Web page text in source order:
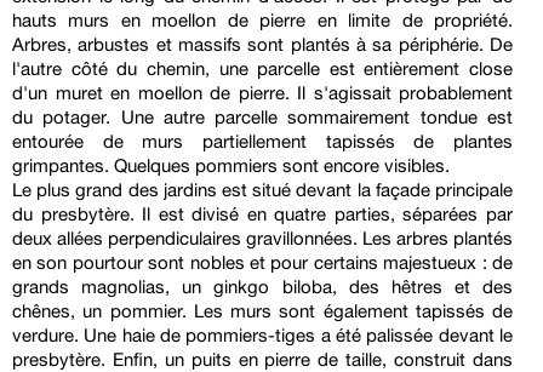
hauts murs en moellon de pierre en limite de propriété.
Arbres, arbustes et massifs sont plantés à sa périphérie. De
l'autre côté du chemin, une parcelle est entièrement close
d'un muret en moellon de pierre. Il s'agissait probablement
du potager. Une autre parcelle sommairement tondue est
entourée de murs partiellement tapissés de plantes
grimpantes. Quelques pommiers sont encore visibles.
Le plus grand des jardins est situé devant la façade principale
du presbytère. Il est divisé en quatre parties, séparées par
deux allées perpendiculaires gravillonnées. Les arbres plantés
en son pourtour sont nobles et pour certains majestueux : de
grands magnolias, un ginkgo biloba, des hêtres et des
chênes, un pommier. Les murs sont également tapissés de
verdure. Une haie de pommiers-tiges a été palissée devant le
presbytère. Enfin, un puits en pierre de taille, construit dans